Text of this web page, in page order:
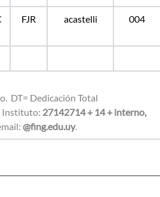
FJR acastelli 004
Dedicación Total
27142714 + 14 + interno,
@fing.edu.uy.